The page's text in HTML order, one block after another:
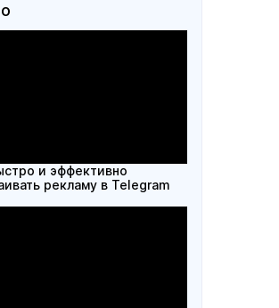
и эффективно
рекламу в Telegram